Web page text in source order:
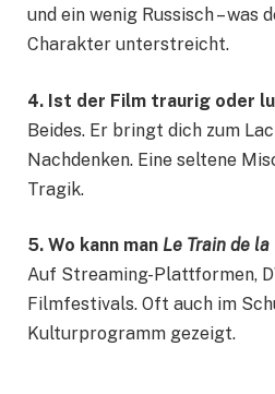
und ein wenig Russisch – was
Charakter unterstreicht.
4. Ist der Film traurig oder
Beides. Er bringt dich zum
Nachdenken. Eine seltene
Tragik.
5. Wo kann man Le Train de la
Auf Streaming-Plattformen,
Filmfestivals. Oft auch im
Kulturprogramm gezeigt.